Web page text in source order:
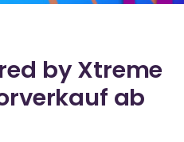
by Xtreme
ab